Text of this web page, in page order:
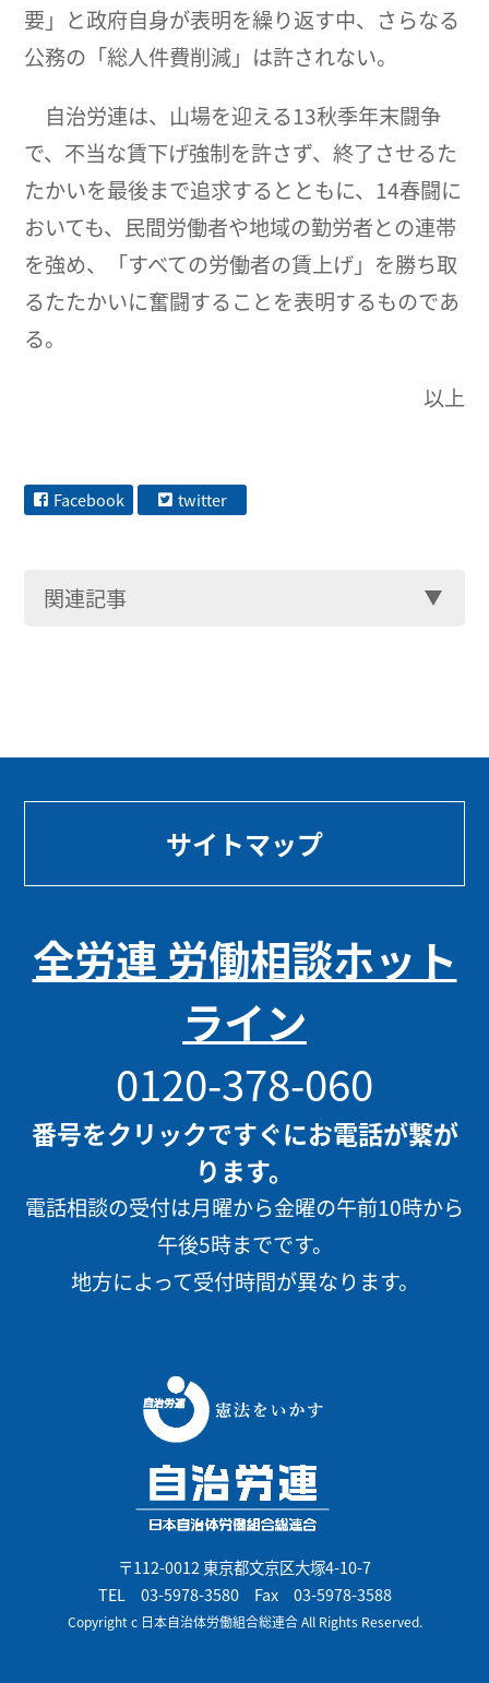
要」と政府自身が表明を繰り返す中、さらなる
公務の「総人件費削減」は許されない。
自治労連は、山場を迎える13秋季年末闘争
で、不当な賃下げ強制を許さず、終了させるた
たかいを最後まで追求するとともに、14春闘に
おいても、民間労働者や地域の勤労者との連帯
を強め、「すべての労働者の賃上げ」を勝ち取
るたたかいに奮闘することを表明するものであ
る。
以上
Facebook twitter
関連記事
サイトマップ
全労連 労働相談ホット
ライン
0120-378-060
番号をクリックですぐにお電話が繋が
ります。
電話相談の受付は月曜から金曜の午前10時から
午後5時までです。
地方によって受付時間が異なります。
〒112-0012 東京都文京区大塚4-10-7
TEL 03-5978-3580Fax 03-5978-3588
Copyright c 日本自治体労働組合総連合 All Rights Reserved.